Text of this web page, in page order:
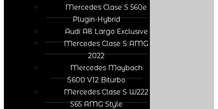
Mercedes Clase S 560e
Plugin-Hybrid
Audi A8 Largo Exclusive
Mercedes Clase S AMG
2022
Mercedes Maybach
S600 V12 Biturbo
Mercedes Clase S W222
S65 AMG Style